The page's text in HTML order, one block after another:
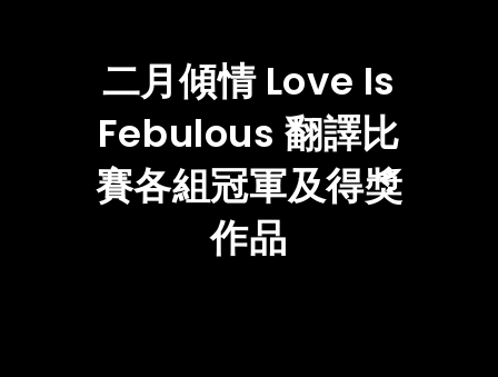
二月傾情 Love Is
Febulous 翻譯比
賽各組冠軍及得獎
作品